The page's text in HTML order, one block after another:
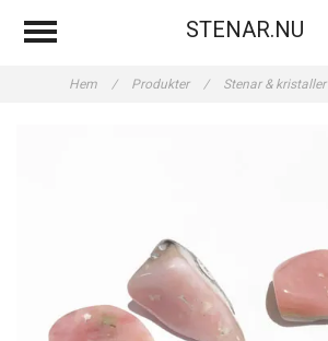
STENAR.NU
Hem / Produkter / Stenar & kristaller